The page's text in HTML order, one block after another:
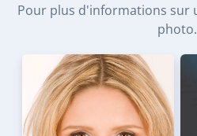
Pour plus d'informations sur
photo.